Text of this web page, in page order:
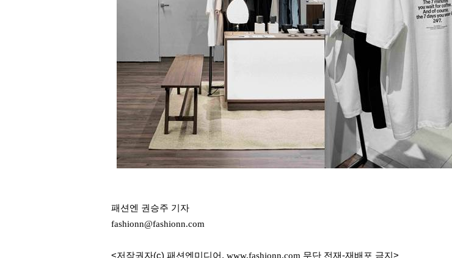
패션엔 권승주 기자
fashionn@fashionn.com
<저작권자(c) 패션엔미디어, www.fashionn.com 무단 전재-재배포 금지>